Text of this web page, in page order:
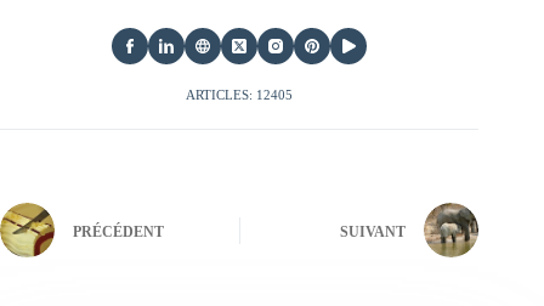
ARTICLES: 12405
PRÉCÉDENT SUIVANT